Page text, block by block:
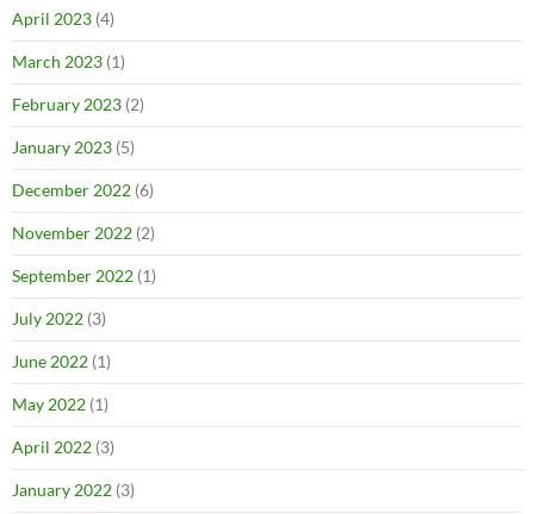
April 2023 (4)
March 2023 (1)
February 2023 (2)
January 2023 (5)
December 2022 (6)
November 2022 (2)
September 2022 (1)
July 2022 (3)
June 2022 (1)
May 2022 (1)
April 2022 (3)
January 2022 (3)